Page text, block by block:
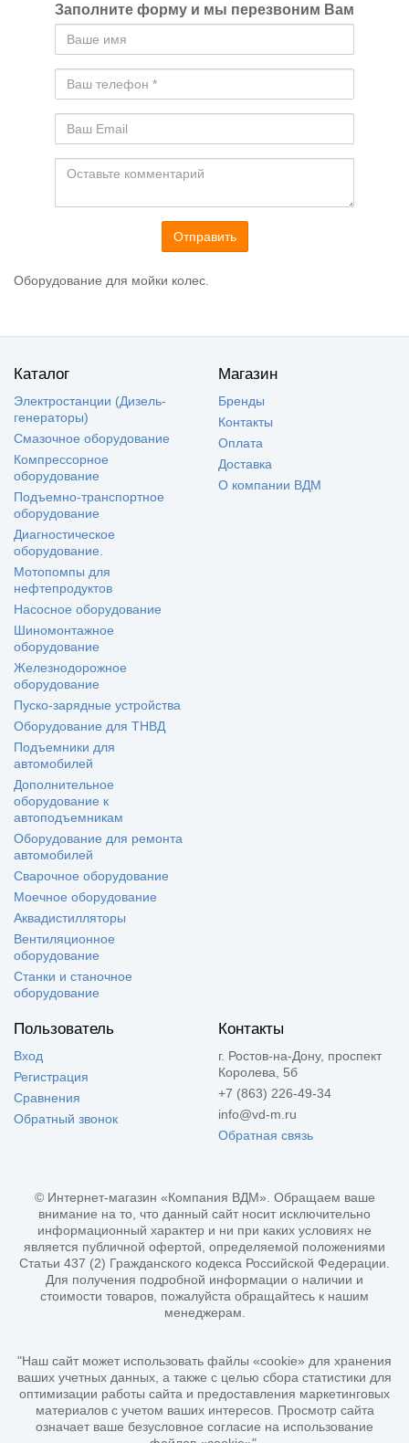
Заполните форму и мы перезвоним Вам
Отправить
Оборудование для мойки колес.
Каталог
Электростанции (Дизель-
генераторы)
Смазочное оборудование
Компрессорное
оборудование
Подъемно-транспортное
оборудование
Диагностическое
оборудование.
Мотопомпы для
нефтепродуктов
Насосное оборудование
Шиномонтажное
оборудование
Железнодорожное
оборудование
Пуско-зарядные устройства
Оборудование для ТНВД
Подъемники для
автомобилей
Дополнительное
оборудование к
автоподъемникам
Оборудование для ремонта
автомобилей
Сварочное оборудование
Моечное оборудование
Аквадистилляторы
Вентиляционное
оборудование
Станки и станочное
оборудование
Магазин
Бренды
Контакты
Оплата
Доставка
О компании ВДМ
Пользователь
Вход
Регистрация
Сравнения
Обратный звонок
Контакты
г. Ростов-на-Дону, проспект
Королева, 5б
+7 (863) 226-49-34
info@vd-m.ru
Обратная связь
© Интернет-магазин «Компания ВДМ». Обращаем ваше
внимание на то, что данный сайт носит исключительно
информационный характер и ни при каких условиях не
является публичной офертой, определяемой положениями
Статьи 437 (2) Гражданского кодекса Российской Федерации.
Для получения подробной информации о наличии и
стоимости товаров, пожалуйста обращайтесь к нашим
менеджерам.
"Наш сайт может использовать файлы «cookie» для хранения
ваших учетных данных, а также с целью сбора статистики для
оптимизации работы сайта и предоставления маркетинговых
материалов с учетом ваших интересов. Просмотр сайта
означает ваше безусловное согласие на использование